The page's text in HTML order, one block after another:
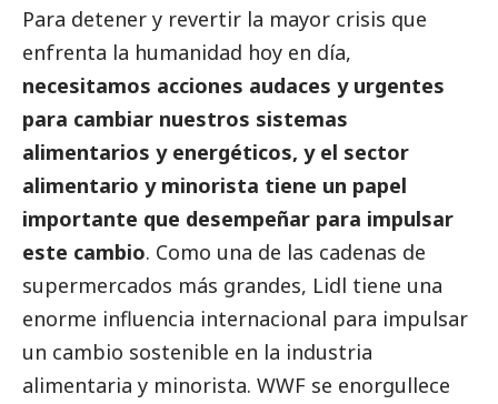
Para detener y revertir la mayor crisis que
enfrenta la humanidad hoy en día,
necesitamos acciones audaces y urgentes
para cambiar nuestros sistemas
alimentarios y energéticos, y el sector
alimentario y minorista tiene un papel
importante que desempeñar para impulsar
este cambio. Como una de las cadenas de
supermercados más grandes, Lidl tiene una
enorme influencia internacional para impulsar
un cambio sostenible en la industria
alimentaria y minorista. WWF se enorgullece